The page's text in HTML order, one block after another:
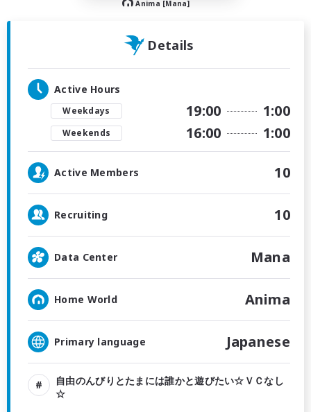
Anima [Mana]
Details
Active Hours
Weekdays 19:00 1:00
Weekends 16:00 1:00
Active Members 10
Recruiting 10
Data Center Mana
Home World Anima
Primary language Japanese
自由のんびりとたまには誰かと遊びたい☆ＶＣなし
☆